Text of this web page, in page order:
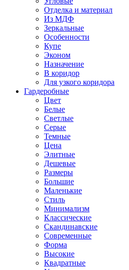
Отделка и материал
Из МДФ
Зеркальные
Особенности
Купе
Эконом
Назначение
В коридор
Для узкого коридора
Гардеробные
Цвет
Белые
Светлые
Серые
Темные
Цена
Элитные
Дешевые
Размеры
Большие
Маленькие
Стиль
Минимализм
Классические
Скандинавские
Современные
Форма
Высокие
Квадратные